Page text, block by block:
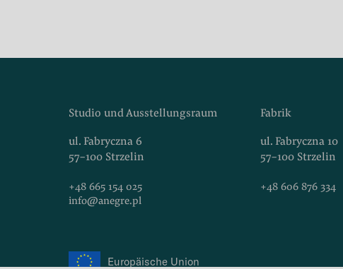
Studio und Ausstellungsraum
ul. Fabryczna 6
57-100 Strzelin
+48 665 154 025
info@anegre.pl
Europäische Union
Fabrik
ul. Fabryczna 10
57-100 Strzelin
+48 606 876 334